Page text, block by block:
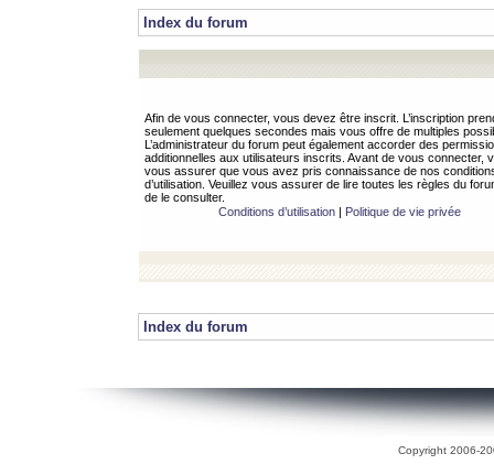
Index du forum
Afin de vous connecter, vous devez être inscrit. L’inscription
seulement quelques secondes mais vous offre de multiples
L’administrateur du forum peut également accorder des
additionnelles aux utilisateurs inscrits. Avant de vous connecter,
vous assurer que vous avez pris connaissance de nos
d’utilisation. Veuillez vous assurer de lire toutes les règles du
de le consulter.
Conditions d’utilisation| Politique de vie privée
Index du forum
Copyright 2006-